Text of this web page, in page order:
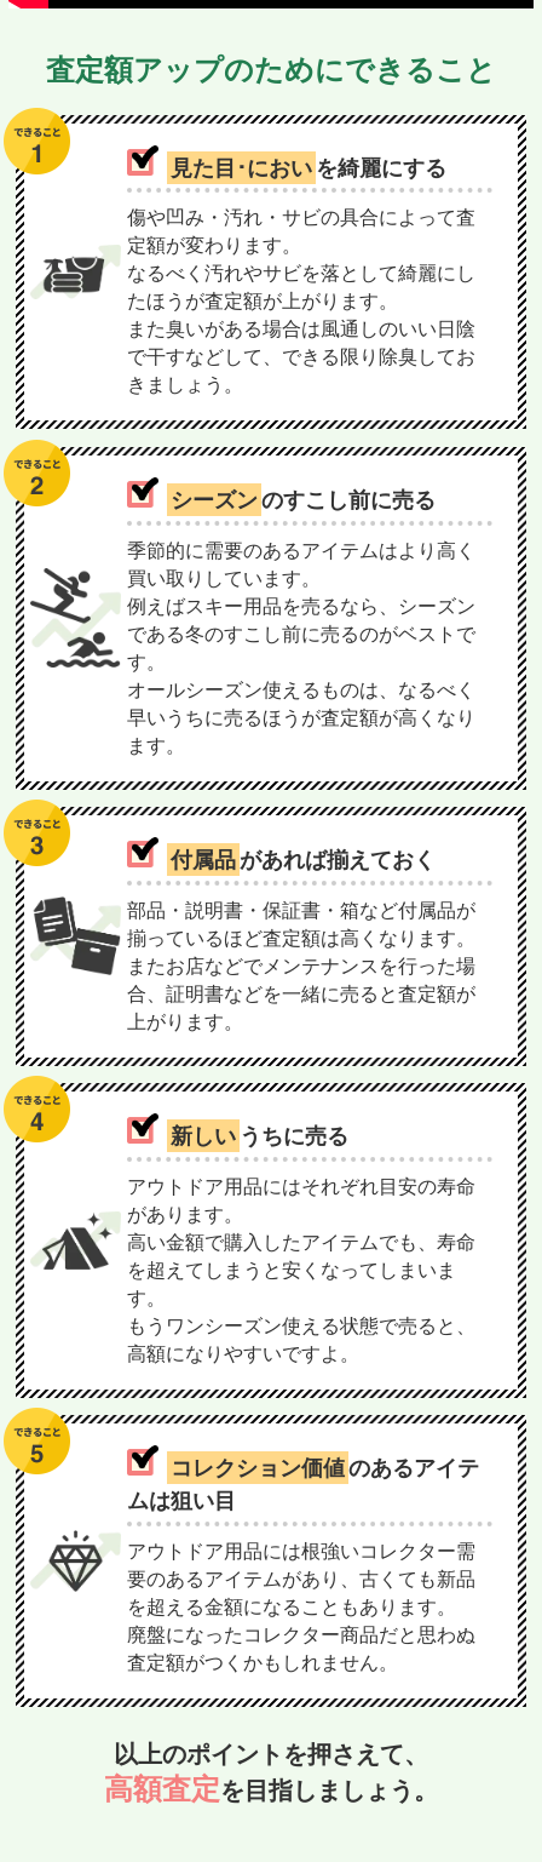
査定額アップのためにできること
見た目･におい を綺麗にする
傷や凹み・汚れ・サビの具合によって査
定額が変わります。
なるべく汚れやサビを落として綺麗にし
たほうが査定額が上がります。
また臭いがある場合は風通しのいい日陰
で干すなどして、できる限り除臭してお
きましょう。
シーズンのすこし前に売る
季節的に需要のあるアイテムはより高く
買い取りしています。
例えばスキー用品を売るなら、シーズン
である冬のすこし前に売るのがベストで
す。
オールシーズン使えるものは、なるべく
早いうちに売るほうが査定額が高くなり
ます。
付属品があれば揃えておく
部品・説明書・保証書・箱など付属品が
揃っているほど査定額は高くなります。
またお店などでメンテナンスを行った場
合、証明書などを一緒に売ると査定額が
上がります。
新しい うちに売る
アウトドア用品にはそれぞれ目安の寿命
があります。
高い金額で購入したアイテムでも、寿命
を超えてしまうと安くなってしまいま
す。
もうワンシーズン使える状態で売ると、
高額になりやすいですよ。
コレクション価値のあるアイテ
ムは狙い目
アウトドア用品には根強いコレクター需
要のあるアイテムがあり、古くても新品
を超える金額になることもあります。
廃盤になったコレクター商品だと思わぬ
査定額がつくかもしれません。
以上のポイントを押さえて、
高額査定を目指しましょう。